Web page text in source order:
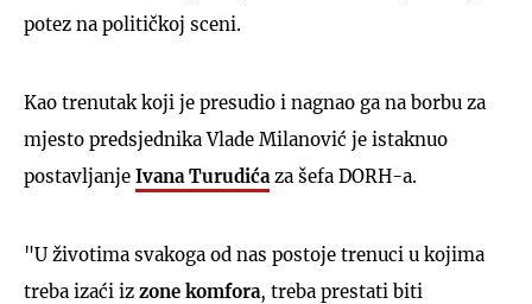
potez na političkoj sceni.
Kao trenutak koji je presudio i nagnao ga na borbu za
mjesto predsjednika Vlade Milanović je istaknuo
postavljanje Ivana Turudića za šefa DORH-a.
"U životima svakoga od nas postoje trenuci u kojima
treba izaći iz zone komfora, treba prestati biti